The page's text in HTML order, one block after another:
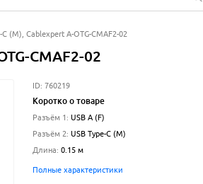
(M), Cablexpert A-OTG-CMAF2-02
CMAF2-02
ID: 760219
Коротко о товаре
Разъём 1: USB A (F)
Разъём 2: USB Type-C (M)
Длина: 0.15 м
Полные характеристики